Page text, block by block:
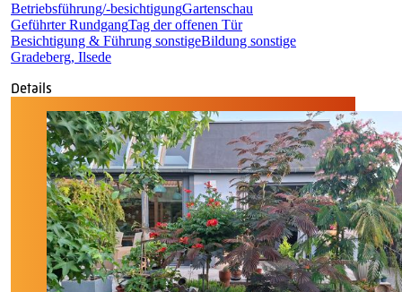
Betriebsführung/-besichtigungGartenschau
Geführter RundgangTag der offenen Tür
Besichtigung & Führung sonstigeBildung sonstige
Gradeberg, Ilsede
Details